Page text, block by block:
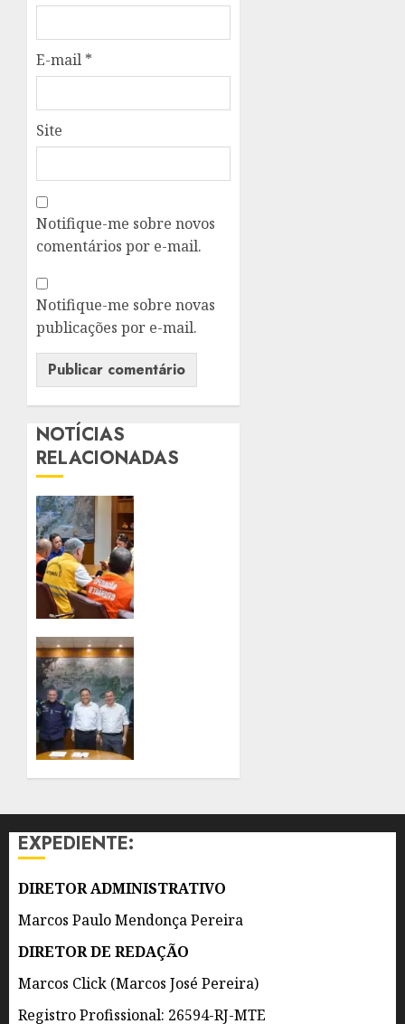
E-mail *
Site
Notifique-me sobre novos
comentários por e-mail.
Notifique-me sobre novas
publicações por e-mail.
NOTÍCIAS
RELACIONADAS
AGOSTO
DE 2026
EXPEDIENTE:
DIRETOR ADMINISTRATIVO
Marcos Paulo Mendonça Pereira
DIRETOR DE REDAÇÃO
Marcos Click (Marcos José Pereira)
Registro Profissional: 26594-RJ-MTE